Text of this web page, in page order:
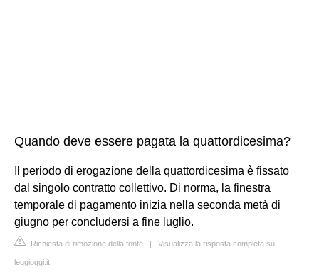
Quando deve essere pagata la quattordicesima?
Il periodo di erogazione della quattordicesima è fissato
dal singolo contratto collettivo. Di norma, la finestra
temporale di pagamento inizia nella seconda metà di
giugno per concludersi a fine luglio.
Richiesta di rimozione della fonte | Visualizza la risposta completa su
leggioggi.it